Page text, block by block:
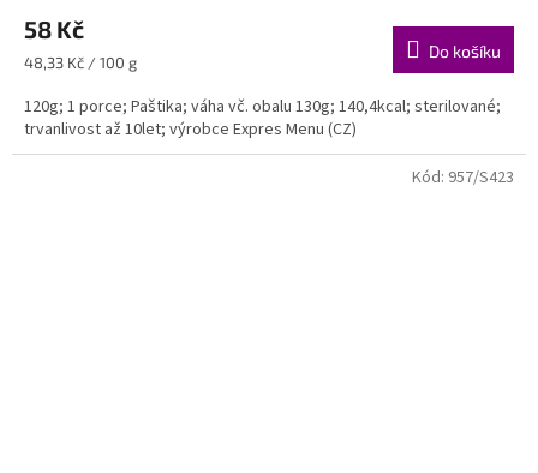
58 Kč
Měrná
48,33 Kč / 100 g
Do košíku
120g; 1 porce; Paštika; váha vč. obalu 130g; 140,4kcal; sterilované;
trvanlivost až 10let; výrobce Expres Menu (CZ)
Kód: 957/S423